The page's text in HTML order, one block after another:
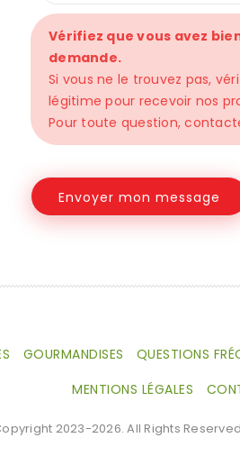
Vérifiez que vous avez
demande.
Si vous ne le trouvez pas,
légitime pour recevoir nos
Pour toute question,
Lundi – Dimanche
07:00 – 21:00
GOURMANDISES QUESTIONS
MENTIONS LÉGALES
2023-2026. All Rights